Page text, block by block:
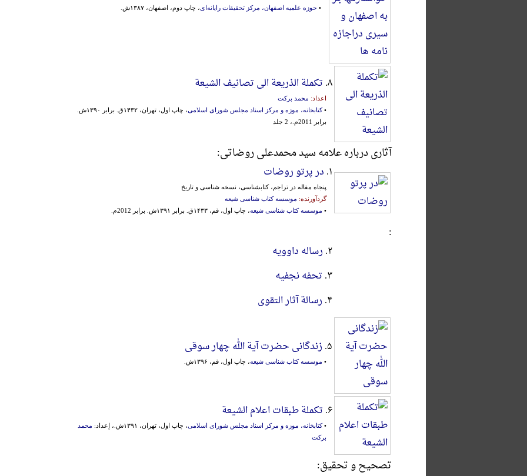
• حوزه علمیه اصفهان، مرکز تحقیقات رایانه‌ای، چاپ دوم، اصفهان، ۱۳۸۷ش.
۸. تکملة الذریعة الی تصانیف‌ الشیعة
اعداد: محمد برکت
•کتابخانه، موزه و مرکز اسناد مجلس شورای اسلامی
، چاپ اول، تهران، ۱۴۳۲ق. برابر ۱۳۹۰ش.
برابر 2011م.، 2 جلد
آثاری درباره علامه سید محمدعلی روضاتی:
۱. در پرتو روضات
پنجاه مقاله در تراجم، کتابشناسی، نسخه شناسی و تاریخ
گردآورنده: موسسه کتاب شناسی شیعه
• موسسه کتاب شناسی شیعه، چاپ اول، قم، ۱۴۳۳ق. برابر ۱۳۹۱ش. برابر 2012م.
:
۲. رساله داوویه
۳. تحفه نجفیه
۴. رسالة آثار التقوی
۵. زندگانی حضرت آیة الله چهار سوقی
• موسسه کتاب شناسی شیعه، چاپ اول، قم، ۱۳۹۶ش.
۶. تکملة طبقات اعلام الشیعة
•کتابخانه، موزه و مرکز اسناد مجلس شورای اسلامی، چاپ اول، تهران، ۱۳۹۱ش.، إعداد:
محمد
برکت
تصحیح و تحقیق: